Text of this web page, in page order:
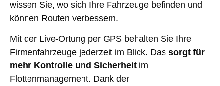
wissen Sie, wo sich Ihre Fahrzeuge befinden und
können Routen verbessern.
Mit der Live-Ortung per GPS behalten Sie Ihre
Firmenfahrzeuge jederzeit im Blick. Das sorgt für
mehr Kontrolle und Sicherheit im
Flottenmanagement. Dank der